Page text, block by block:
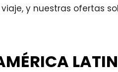
y nuestras ofertas